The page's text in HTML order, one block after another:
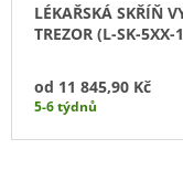
LÉKAŘSKÁ SKŘÍŇ
TREZOR (L-SK-5XX-
od 11 845,90 Kč
5-6 týdnů